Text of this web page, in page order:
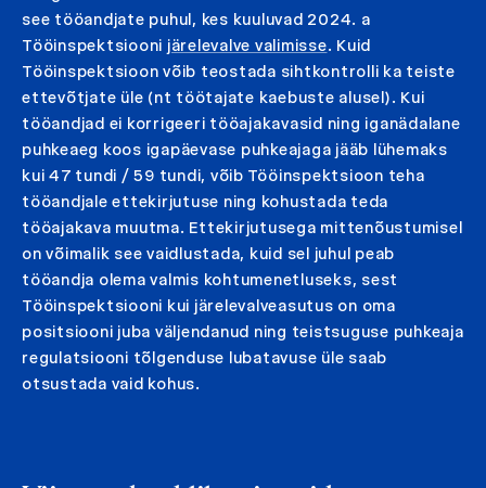
see tööandjate puhul, kes kuuluvad 2024. a
Tööinspektsiooni järelevalve valimisse. Kuid
Tööinspektsioon võib teostada sihtkontrolli ka teiste
ettevõtjate üle (nt töötajate kaebuste alusel). Kui
tööandjad ei korrigeeri tööajakavasid ning iganädalane
puhkeaeg koos igapäevase puhkeajaga jääb lühemaks
kui 47 tundi / 59 tundi, võib Tööinspektsioon teha
tööandjale ettekirjutuse ning kohustada teda
tööajakava muutma. Ettekirjutusega mittenõustumisel
on võimalik see vaidlustada, kuid sel juhul peab
tööandja olema valmis kohtumenetluseks, sest
Tööinspektsiooni kui järelevalveasutus on oma
positsiooni juba väljendanud ning teistsuguse puhkeaja
regulatsiooni tõlgenduse lubatavuse üle saab
otsustada vaid kohus.